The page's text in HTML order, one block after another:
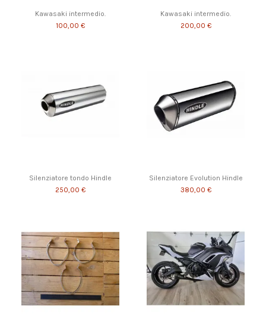
Kawasaki intermedio.
100,00 €
Kawasaki intermedio.
200,00 €
Silenziatore tondo Hindle
250,00 €
Silenziatore Evolution Hindle
380,00 €